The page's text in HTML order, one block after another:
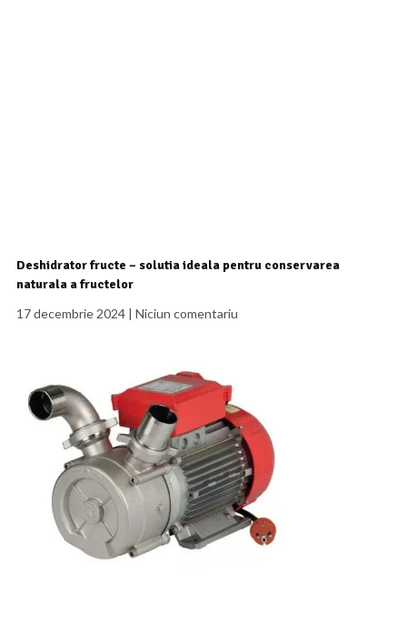
Deshidrator fructe – solutia ideala pentru conservarea
naturala a fructelor
17 decembrie 2024
Niciun comentariu